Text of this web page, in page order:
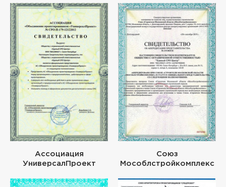
Ассоциация
УниверсалПроект
Союз
Мособлстройкомплекс